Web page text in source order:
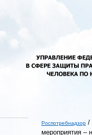
Роспотребнадзор /
мероприятия –